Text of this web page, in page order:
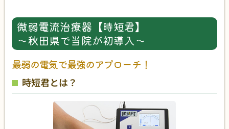
微弱電流治療器【時短君】
〜秋田県で当院が初導入〜
最弱の電気で最強のアプローチ！
時短君とは？